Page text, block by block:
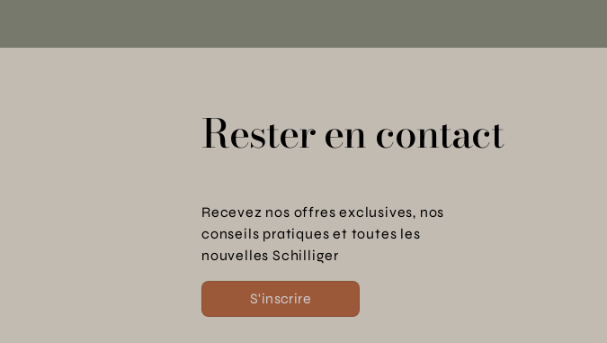
Rester en contact
Recevez nos offres exclusives, nos
conseils pratiques et toutes les
nouvelles Schilliger
S'inscrire